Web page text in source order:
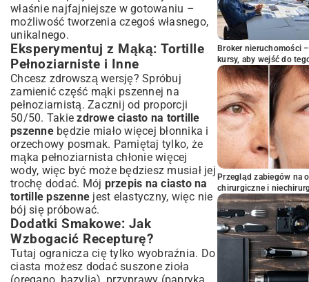
właśnie najfajniejsze w gotowaniu –
możliwość tworzenia czegoś własnego,
unikalnego.
Eksperymentuj z Mąką: Tortille
Pełnoziarniste i Inne
Chcesz zdrowszą wersję? Spróbuj
zamienić część mąki pszennej na
pełnoziarnistą. Zacznij od proporcji
50/50. Takiezdrowe ciasto na tortille
pszennebędzie miało więcej błonnika i
orzechowy posmak. Pamiętaj tylko, że
mąka pełnoziarnista chłonie więcej
wody, więc być może będziesz musiał jej
trochę dodać. Mój przepis na ciasto na
tortille pszenne jest elastyczny, więc nie
bój się próbować.
Dodatki Smakowe: Jak
Wzbogacić Recepturę?
Tutaj ogranicza cię tylko wyobraźnia. Do
ciasta możesz dodać suszone zioła
Broker nieruchomości
kursy, aby wejść do
Przegląd zabiegów na
chirurgiczne i